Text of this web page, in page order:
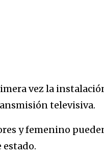
vez la
televisiva.
y femenino